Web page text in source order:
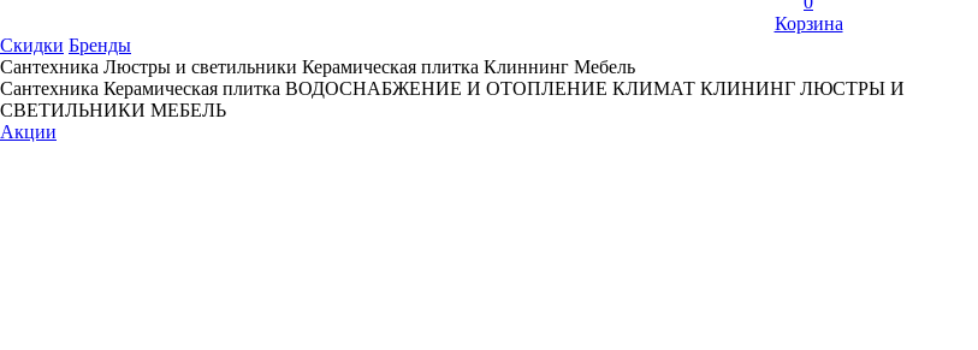
Корзина
Скидки Бренды
Сантехника Люстры и светильники Керамическая плитка Клиннинг Мебель
Сантехника Керамическая плитка ВОДОСНАБЖЕНИЕ И ОТОПЛЕНИЕ КЛИМАТ КЛИНИНГ ЛЮСТРЫ И
СВЕТИЛЬНИКИ МЕБЕЛЬ
Акции